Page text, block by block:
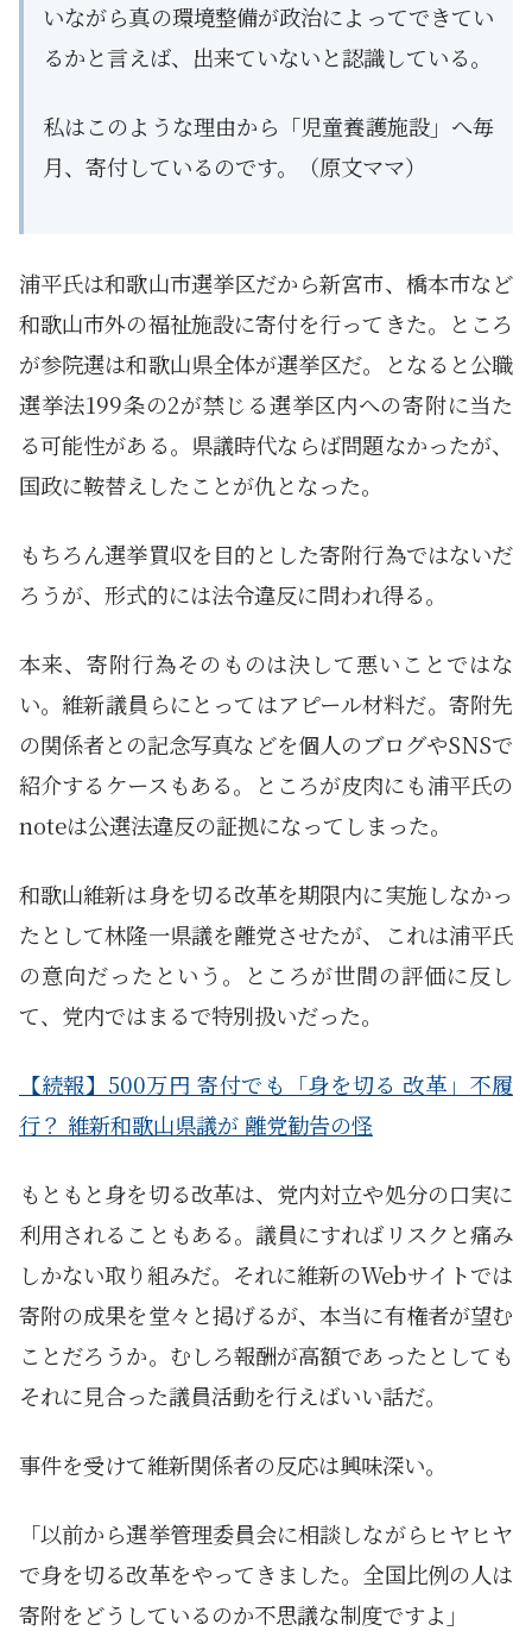
いながら真の環境整備が政治によってできてい
るかと言えば、出来ていないと認識している。
私はこのような理由から「児童養護施設」へ毎
月、寄付しているのです。（原文ママ）
浦平氏は和歌山市選挙区だから新宮市、橋本市など
和歌山市外の福祉施設に寄付を行ってきた。ところ
が参院選は和歌山県全体が選挙区だ。となると公職
選挙法199条の2が禁じる選挙区内への寄附に当た
る可能性がある。県議時代ならば問題なかったが、
国政に鞍替えしたことが仇となった。
もちろん選挙買収を目的とした寄附行為ではないだ
ろうが、形式的には法令違反に問われ得る。
本来、寄附行為そのものは決して悪いことではな
い。維新議員らにとってはアピール材料だ。寄附先
の関係者との記念写真などを個人のブログやSNSで
紹介するケースもある。ところが皮肉にも浦平氏の
noteは公選法違反の証拠になってしまった。
和歌山維新は身を切る改革を期限内に実施しなかっ
たとして林隆一県議を離党させたが、これは浦平氏
の意向だったという。ところが世間の評価に反し
て、党内ではまるで特別扱いだった。
【続報】500万円 寄付でも「身を切る 改革」不履
行？ 維新和歌山県議が 離党勧告の怪
もともと身を切る改革は、党内対立や処分の口実に
利用されることもある。議員にすればリスクと痛み
しかない取り組みだ。それに維新のWebサイトでは
寄附の成果を堂々と掲げるが、本当に有権者が望む
ことだろうか。むしろ報酬が高額であったとしても
それに見合った議員活動を行えばいい話だ。
事件を受けて維新関係者の反応は興味深い。
「以前から選挙管理委員会に相談しながらヒヤヒヤ
で身を切る改革をやってきました。全国比例の人は
寄附をどうしているのか不思議な制度ですよ」